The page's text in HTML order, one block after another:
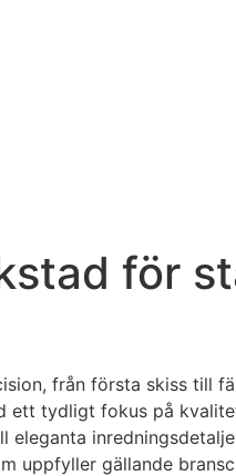
för
från första skiss till
ett tydligt fokus på
uppfyller gällande